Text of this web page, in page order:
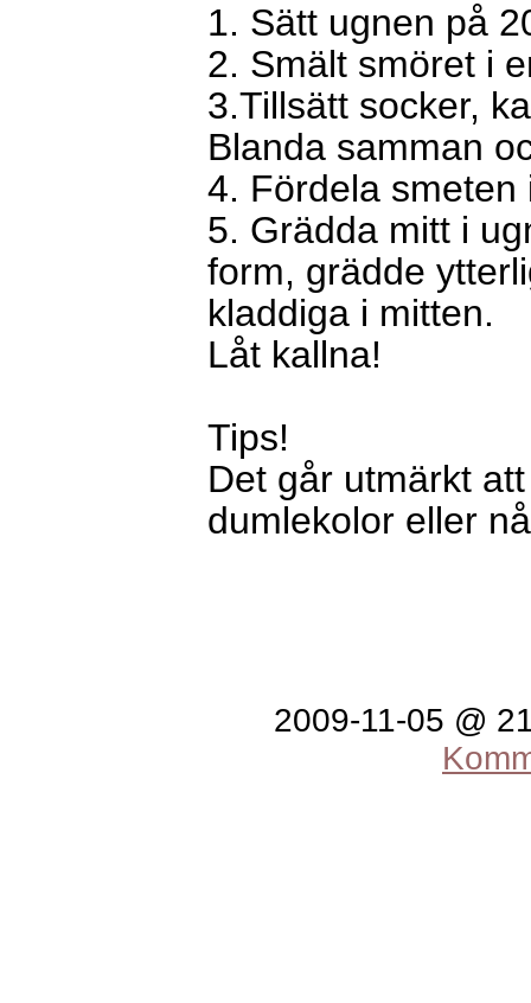
1. Sätt ugnen på
2. Smält smöret i
3.Tillsätt socker,
Blanda samman
4. Fördela smeten
5. Grädda mitt i
form, grädde
kladdiga i mitten.
Låt kallna!
Tips!
Det går utmärkt
dumlekolor eller
2009-11-05 @